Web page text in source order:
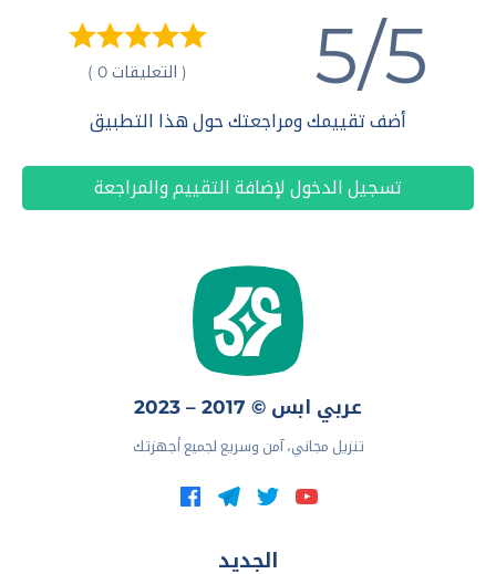
5/5 ( التعليقات 0 )
أضف تقييمك ومراجعتك حول هذا التطبيق
تسجيل الدخول لإضافة التقييم والمراجعة
عربي ابس © 2017 – 2023
تنزيل مجاني، آمن وسريع لجميع أجهزتك
الجديد